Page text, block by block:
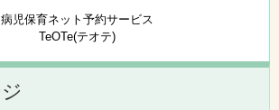
病児保育ネット予約サービス
TeOTe(テオテ)